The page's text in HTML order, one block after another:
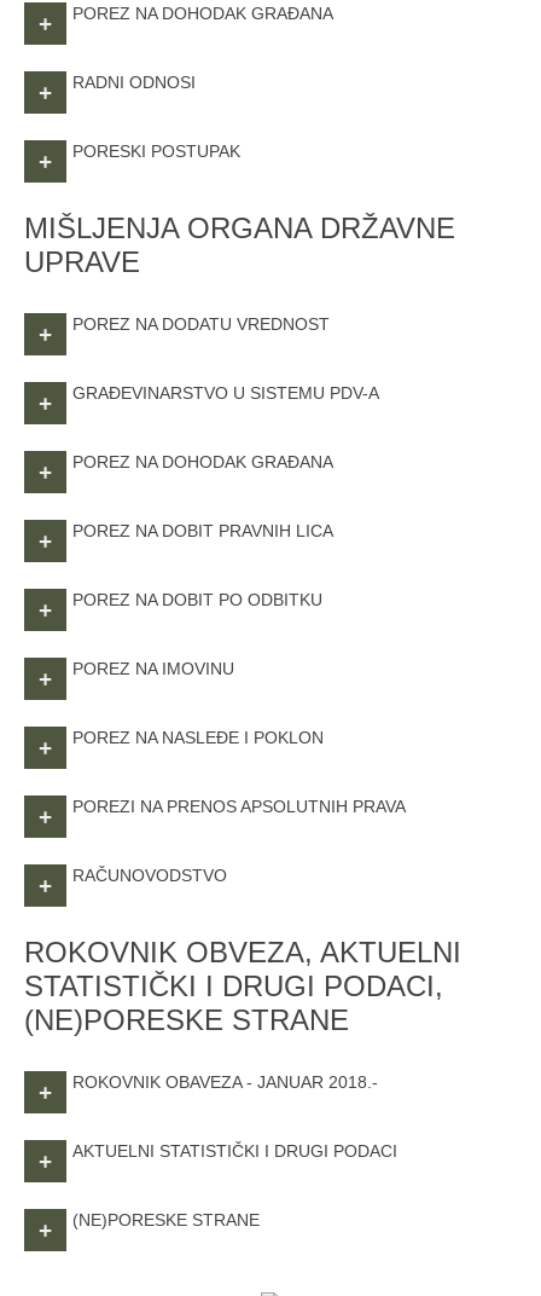
+ POREZ NA DOHODAK GRAĐANA
+ RADNI ODNOSI
+ PORESKI POSTUPAK
MIŠLJENJA ORGANA DRŽAVNE
UPRAVE
+ POREZ NA DODATU VREDNOST
+ GRAĐEVINARSTVO U SISTEMU PDV-A
+ POREZ NA DOHODAK GRAĐANA
+ POREZ NA DOBIT PRAVNIH LICA
+ POREZ NA DOBIT PO ODBITKU
+ POREZ NA IMOVINU
+ POREZ NA NASLEĐE I POKLON
+ POREZI NA PRENOS APSOLUTNIH PRAVA
+ RAČUNOVODSTVO
ROKOVNIK OBVEZA, AKTUELNI
STATISTIČKI I DRUGI PODACI,
(NE)PORESKE STRANE
+ ROKOVNIK OBAVEZA - JANUAR 2018.-
+ AKTUELNI STATISTIČKI I DRUGI PODACI
+ (NE)PORESKE STRANE